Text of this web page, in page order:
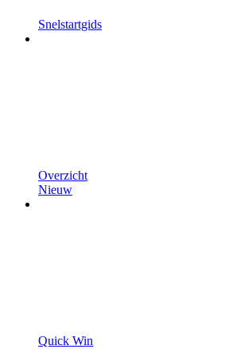
Snelstartgids
Overzicht
Nieuw
Quick Win